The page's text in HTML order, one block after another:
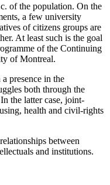
of the population. On the
a few university
of citizens groups are
At least such is the goal
of the Continuing
of Montreal.
presence in the
both through the
the latter case, joint-
health and civil-rights
between
and institutions.